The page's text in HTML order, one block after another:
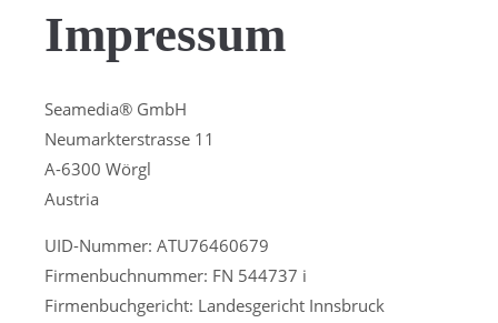
Impressum
Seamedia® GmbH
Neumarkterstrasse 11
A-6300 Wörgl
Austria
UID-Nummer: ATU76460679
Firmenbuchnummer: FN 544737 i
Firmenbuchgericht: Landesgericht Innsbruck